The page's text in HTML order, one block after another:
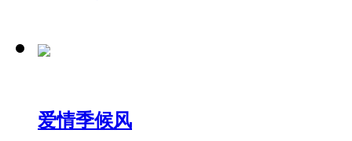
爱情季候风